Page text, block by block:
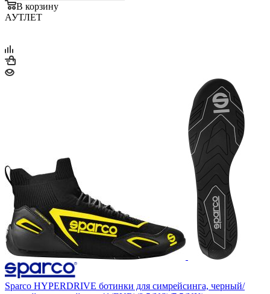
В корзину
АУТЛЕТ
Sparco HYPERDRIVE ботинки для симрейсинга, черный/